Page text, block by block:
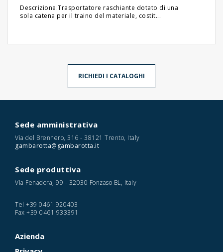
Descrizione:Trasportatore raschiante dotato di una
sola catena per il traino del materiale, costit...
RICHIEDI I CATALOGHI
Sede amministrativa
Via del Brennero, 316 - 38121 Trento, Italy
gambarotta@gambarotta.it
Sede produttiva
Via Fenadora, 99 - 32030 Fonzaso BL, Italy
Tel +39 0461 920403
Fax +39 0461 933391
Azienda